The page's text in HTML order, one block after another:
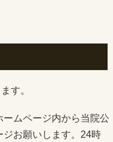
す。
ムページ内から当院公
お願いします。24時